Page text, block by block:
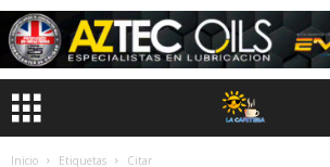
Inicio Etiquetas Citar